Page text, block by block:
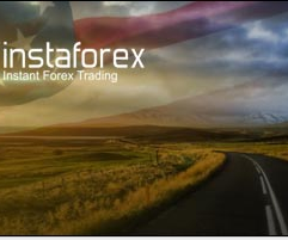
ট্রেডারদের জন্য